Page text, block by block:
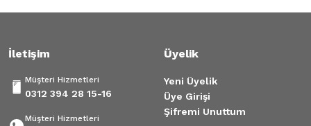
İletişim
Müşteri Hizmetleri
0312 394 28 15-16
Müşteri Hizmetleri
Üyelik
Yeni Üyelik
Üye Girişi
Şifremi Unuttum